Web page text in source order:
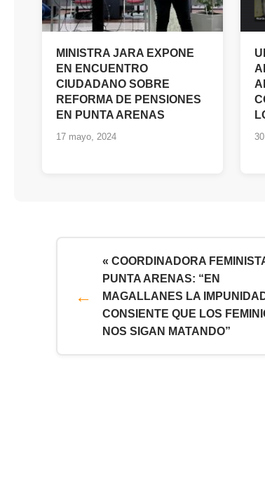
MINISTRA JARA EXPONE
EN ENCUENTRO
CIUDADANO SOBRE
REFORMA DE PENSIONES
EN PUNTA ARENAS
17 mayo, 2024
« COORDINADORA
PUNTA ARENAS: “EN
MAGALLANES LA
CONSIENTE QUE LOS
NOS SIGAN MATANDO”